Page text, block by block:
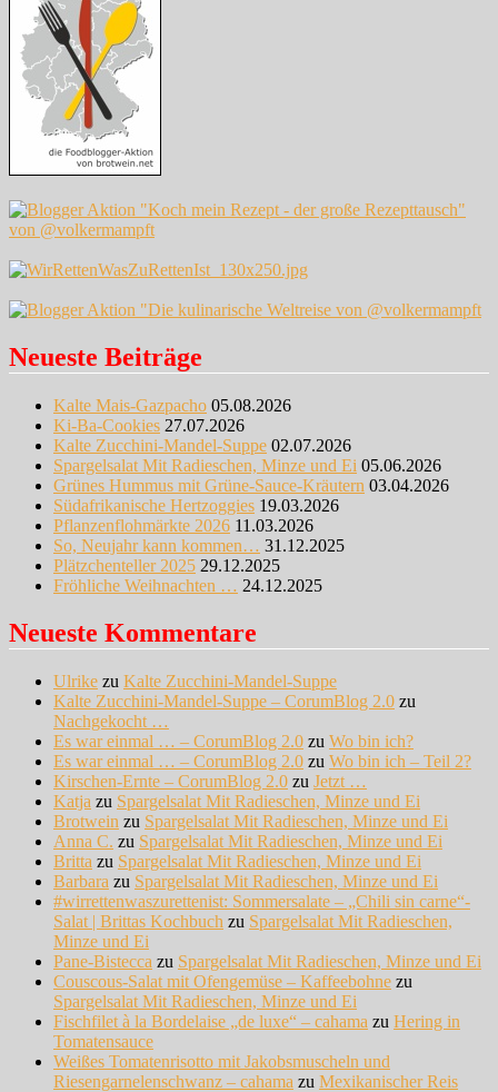
Neueste Beiträge
Kalte Mais-Gazpacho 05.08.2026
Ki-Ba-Cookies 27.07.2026
Kalte Zucchini-Mandel-Suppe 02.07.2026
Spargelsalat Mit Radieschen, Minze und Ei 05.06.2026
Grünes Hummus mit Grüne-Sauce-Kräutern 03.04.2026
Südafrikanische Hertzoggies 19.03.2026
Pflanzenflohmärkte 2026 11.03.2026
So, Neujahr kann kommen… 31.12.2025
Plätzchenteller 2025 29.12.2025
Fröhliche Weihnachten … 24.12.2025
Neueste Kommentare
Ulrike zu Kalte Zucchini-Mandel-Suppe
Kalte Zucchini-Mandel-Suppe – CorumBlog 2.0 zu
Nachgekocht …
Es war einmal … – CorumBlog 2.0 zu Wo bin ich?
Es war einmal … – CorumBlog 2.0 zu Wo bin ich – Teil 2?
Kirschen-Ernte – CorumBlog 2.0 zu Jetzt …
Katja zu Spargelsalat Mit Radieschen, Minze und Ei
Brotwein zu Spargelsalat Mit Radieschen, Minze und Ei
Anna C. zu Spargelsalat Mit Radieschen, Minze und Ei
Britta zu Spargelsalat Mit Radieschen, Minze und Ei
Barbara zu Spargelsalat Mit Radieschen, Minze und Ei
#wirrettenwaszurettenist: Sommersalate – „Chili sin carne“-
Salat | Brittas Kochbuch zu Spargelsalat Mit Radieschen,
Minze und Ei
Pane-Bistecca zu Spargelsalat Mit Radieschen, Minze und Ei
Couscous-Salat mit Ofengemüse – Kaffeebohne zu
Spargelsalat Mit Radieschen, Minze und Ei
Fischfilet à la Bordelaise „de luxe“ – cahama zu Hering in
Tomatensauce
Weißes Tomatenrisotto mit Jakobsmuscheln und
Riesengarnelenschwanz – cahama zu Mexikanischer Reis